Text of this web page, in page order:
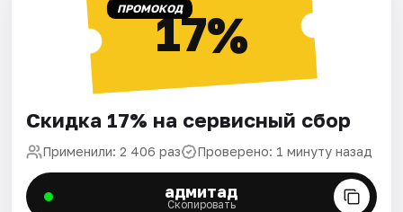
ПРОМОКОД17%
Скидка 17% на сервисный сбор
Применили: 2 406 раз Проверено: 1 минуту назад
адмитад
Скопировать